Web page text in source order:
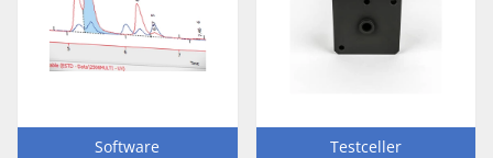
Software Testceller